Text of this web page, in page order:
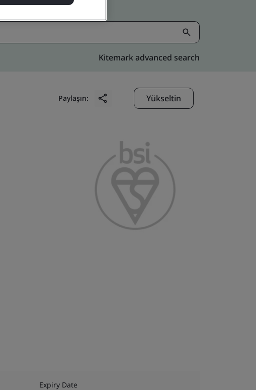
Kitemark advanced search
Paylaşın: Yükseltin
Expiry Date